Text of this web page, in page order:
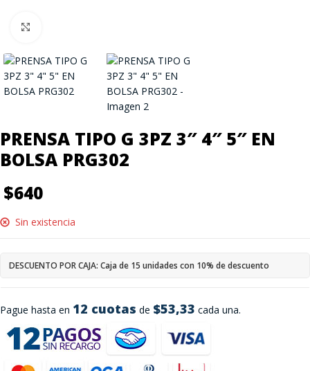
PRENSA TIPO G 3PZ 3″ 4″ 5″ EN
BOLSA PRG302
$640
Pague hasta en 12 cuotas de $53,33 cada una.
Sin existencia
DESCUENTO POR CAJA: Caja de 15 unidades con 10% de descuento